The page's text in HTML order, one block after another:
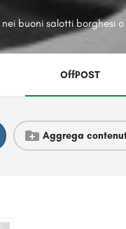
OffPOST
Aggrega